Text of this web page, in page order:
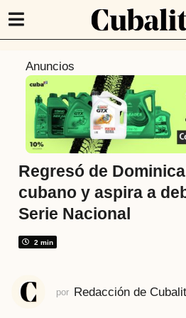
t
á
s
4
o
Anuncios
Regresó de
cubano y aspira a
Serie Nacional
2 min
por Redacción de